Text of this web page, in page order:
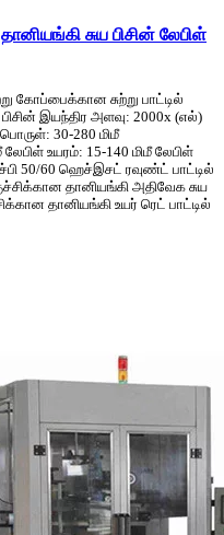
சுய பிசின் லேபிள்
கோப்பைக்கான சுற்று பாட்டில்
இயந்திர அளவு: 2000x (எல்)
30-280 மிமீ
உயரம்: 15-140 மிமீ லேபிள்
50/60 ஹெச்இசட் ரவுண்ட் பாட்டில்
தானியங்கி அதிவேக சுய
தானியங்கி உயர் ரெட் பாட்டில்